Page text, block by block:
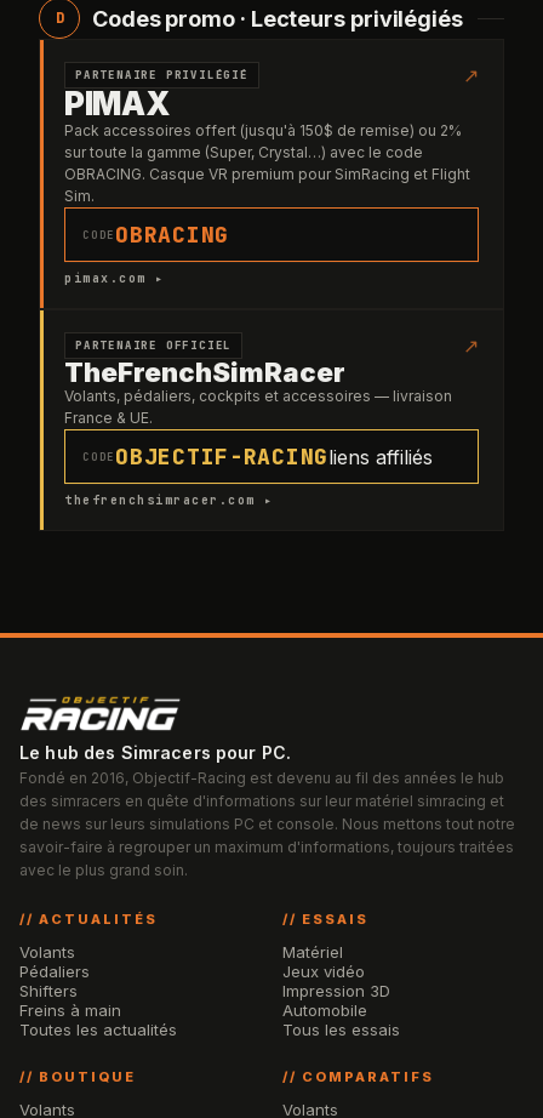
D Codes promo · Lecteurs privilégiés
PARTENAIRE PRIVILÉGIÉ ↗
PIMAX
Pack accessoires offert (jusqu'à 150$ de remise) ou 2%
sur toute la gamme (Super, Crystal…) avec le code
OBRACING. Casque VR premium pour SimRacing et Flight
Sim.
CODE OBRACING
pimax.com ▸
PARTENAIRE OFFICIEL ↗
TheFrenchSimRacer
Volants, pédaliers, cockpits et accessoires — livraison
France & UE.
CODE OBJECTIF-RACINGliens affiliés
thefrenchsimracer.com ▸
Le hub des Simracers pour PC.
Fondé en 2016, Objectif-Racing est devenu au fil des années le hub
des simracers en quête d'informations sur leur matériel simracing et
de news sur leurs simulations PC et console. Nous mettons tout notre
savoir-faire à regrouper un maximum d'informations, toujours traitées
avec le plus grand soin.
// ACTUALITÉS
Volants
Pédaliers
Shifters
Freins à main
Toutes les actualités
// ESSAIS
Matériel
Jeux vidéo
Impression 3D
Automobile
Tous les essais
// BOUTIQUE
Volants
// COMPARATIFS
Volants